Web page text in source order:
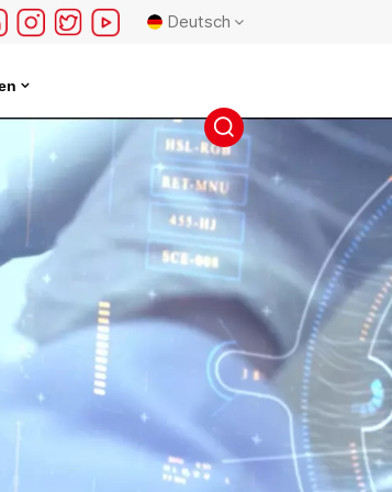
Deutsch
English
français
русский
español
português
日本語